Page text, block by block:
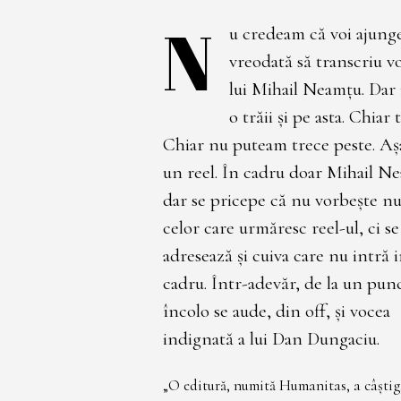
N
u credeam că voi
vreodată să transcriu
lui Mihail Neamțu. Dar
o trăii și pe asta. Chiar
Chiar nu puteam trece peste.
un reel. În cadru doar Mihail
dar se pricepe că nu vorbește
celor care urmăresc reel-ul, ci se
adresează și cuiva care nu intră
cadru. Într-adevăr, de la un
încolo se aude, din off, și vocea
indignată a lui Dan Dungaciu.
„O editură, numită Humanitas, a